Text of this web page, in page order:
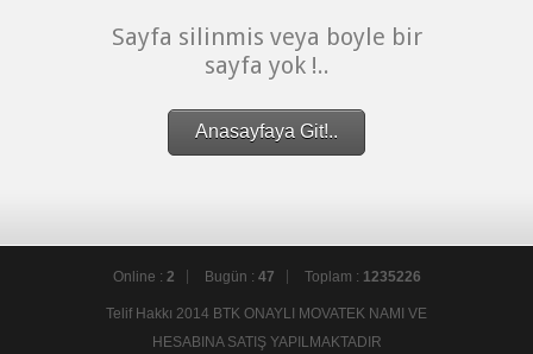
Sayfa silinmis veya boyle bir
sayfa yok !..
Anasayfaya Git!..
Online : 2 Bugün : 47 Toplam : 1235226
Telif Hakkı 2014 BTK ONAYLI MOVATEK NAMI VE
HESABINA SATIŞ YAPILMAKTADIR